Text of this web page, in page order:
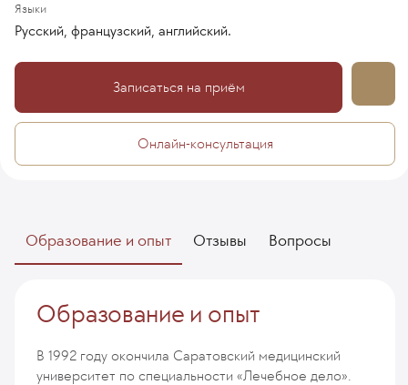
Языки
Русский, французский, английский.
Записаться на приём
Онлайн-консультация
Образование и опыт Отзывы Вопросы
Образование и опыт
В 1992 году окончила Саратовский медицинский
университет по специальности «Лечебное дело».